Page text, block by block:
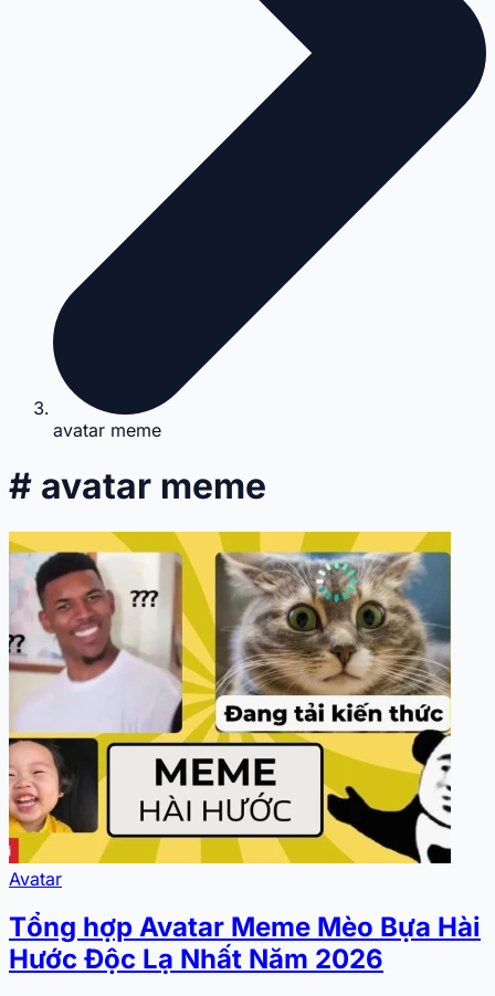
avatar meme
# avatar meme
Avatar
Tổng hợp Avatar Meme Mèo Bựa Hài
Hước Độc Lạ Nhất Năm 2026